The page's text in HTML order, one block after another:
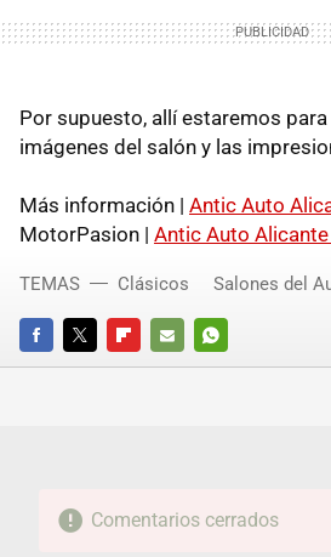
Por supuesto, allí estaremos
imágenes del salón y las
Más información | Antic Auto
MotorPasion | Antic Auto
FACEBOOKTWITTERFLIPBOARD
E-
WHATSAPP
TEMAS Clásicos Salones del
Comentarios cerrados